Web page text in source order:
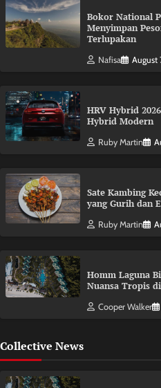
Bokor National
Menyimpan
Terlupakan
Nafisa August
HRV Hybrid
Hybrid Modern
Ruby Martin
Sate Kambing
yang Gurih dan
Ruby Martin
Homm Laguna
Nuansa Tropis
Cooper Walker
Collective News